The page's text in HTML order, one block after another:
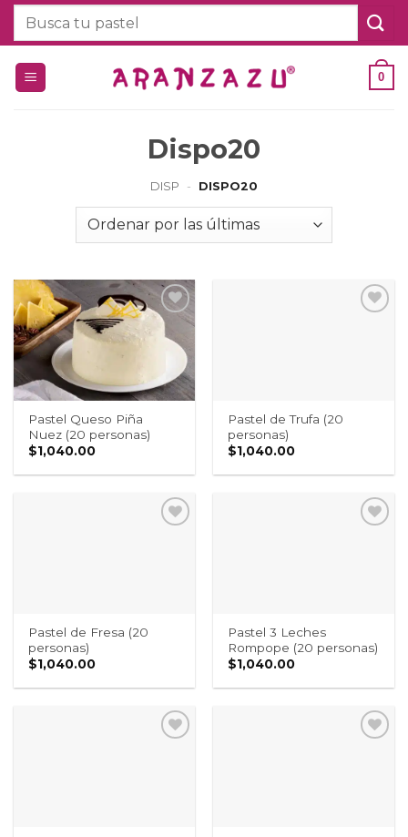
Saltar
Buscar
0
Dispo20
DISP - DISPO20
Pastel Queso Piña
Nuez (20 personas)
$1,040.00
Pastel de Trufa (20
personas)
$1,040.00
Pastel de Fresa (20
personas)
$1,040.00
Pastel 3 Leches
Rompope (20 personas)
$1,040.00